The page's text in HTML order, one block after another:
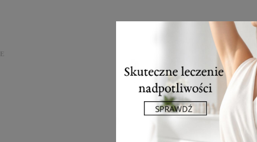
SOCIAL MEDIA
Facebook
Instagram